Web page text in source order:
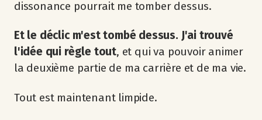
dissonance pourrait me tomber dessus.
Et le déclic m'est tombé dessus. J'ai trouvé
l'idée qui règle tout, et qui va pouvoir animer
la deuxième partie de ma carrière et de ma vie.
Tout est maintenant limpide.